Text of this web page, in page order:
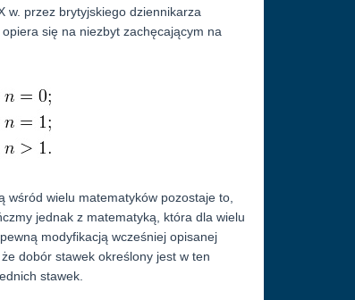
w. przez brytyjskiego dziennikarza
się na niezbyt zachęcającym na
wielu matematyków pozostaje to,
jednak z matematyką, która dla wielu
modyfikacją wcześniej opisanej
dobór stawek określony jest w ten
stawek.